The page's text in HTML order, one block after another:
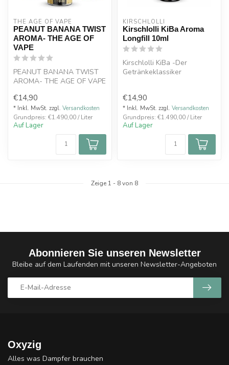
THE AGE OF VAPE
PEANUT BANANA TWIST
AROMA- THE AGE OF
VAPE
PEANUT BANANA TWIST
AROMA- THE AGE OF VAPE
€14,90
* Inkl. MwSt. zzgl. Versandkosten
Grundpreis: €1.490,00 / Liter
Auf Lager
KIRSCHLOLLI
Kirschlolli KiBa Aroma
Longfill 10ml
Kirschlolli KiBa -Der
Getränkeklassiker
€14,90
* Inkl. MwSt. zzgl. Versandkosten
Grundpreis: €1.490,00 / Liter
Auf Lager
Zeige 1 - 8von 8
Abonnieren Sie unseren Newsletter
Bleibe auf dem Laufenden mit unseren Newsletter-Angeboten
Oxyzig
Alles was Dampfer brauchen